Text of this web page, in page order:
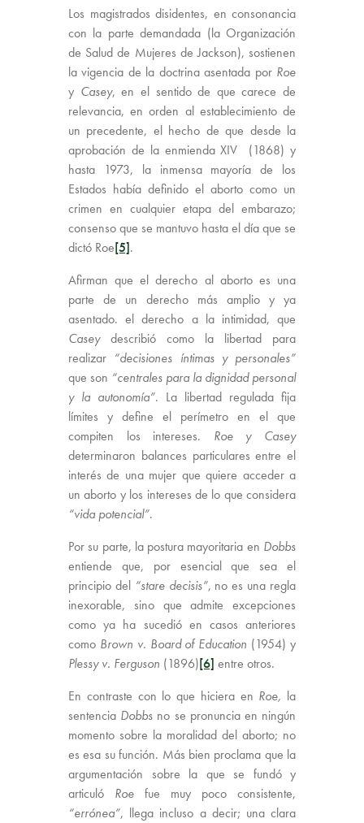
Los magistrados disidentes, en consonancia
con la parte demandada (la Organización
de Salud de Mujeres de Jackson), sostienen
la vigencia de la doctrina asentada por Roe
y Casey, en el sentido de que carece de
relevancia, en orden al establecimiento de
un precedente, el hecho de que desde la
aprobación de la enmienda XIV (1868) y
hasta 1973, la inmensa mayoría de los
Estados había definido el aborto como un
crimen en cualquier etapa del embarazo;
consenso que se mantuvo hasta el día que se
dictó Roe[5].
Afirman que el derecho al aborto es una
parte de un derecho más amplio y ya
asentado. el derecho a la intimidad, que
Casey describió como la libertad para
realizar “decisiones íntimas y personales”
que son “centrales para la dignidad personal
y la autonomía”. La libertad regulada fija
límites y define el perímetro en el que
compiten los intereses. Roe y Casey
determinaron balances particulares entre el
interés de una mujer que quiere acceder a
un aborto y los intereses de lo que considera
“vida potencial”.
Por su parte, la postura mayoritaria en Dobbs
entiende que, por esencial que sea el
principio del “stare decisis”, no es una regla
inexorable, sino que admite excepciones
como ya ha sucedió en casos anteriores
como Brown v. Board of Education (1954) y
Plessy v. Ferguson (1896)[6] entre otros.
En contraste con lo que hiciera en Roe, la
sentencia Dobbs no se pronuncia en ningún
momento sobre la moralidad del aborto; no
es esa su función. Más bien proclama que la
argumentación sobre la que se fundó y
articuló Roe fue muy poco consistente,
“errónea”, llega incluso a decir; una clara